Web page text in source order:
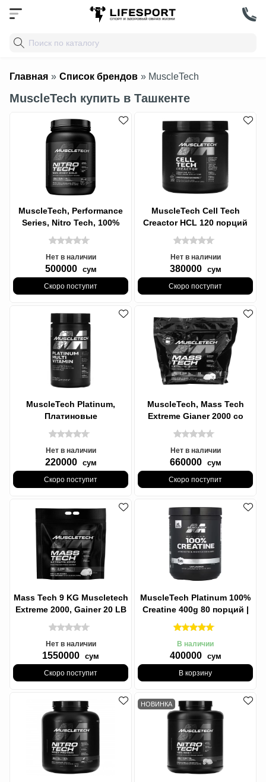
Главная » Список брендов » MuscleTech
MuscleTech купить в Ташкенте
MuscleTech, Performance
Series, Nitro Tech, 100%
Whey Gold (100%
сыворотка),
Нет в наличии
500000 сум
Скоро поступит
MuscleTech Cell Tech
Creactor HCL 120 порций
со вкусом
Нет в наличии
380000 сум
Скоро поступит
MuscleTech Platinum,
Платиновые
мультивитамины, 90
таблеток
Нет в наличии
220000 сум
Скоро поступит
MuscleTech, Mass Tech
Extreme Gianer 2000 со
вкусом шоколад, - Гейнер
(2,72 кг)
Нет в наличии
660000 сум
Скоро поступит
Mass Tech 9 KG Muscletech
Extreme 2000, Gainer 20 LB
(вкусы: Vanilla,
Нет в наличии
1550000 сум
Скоро поступит
MuscleTech Platinum 100%
Creatine 400g 80 порций |
Креатин
В наличии
400000 сум
В корзину
НОВИНКА